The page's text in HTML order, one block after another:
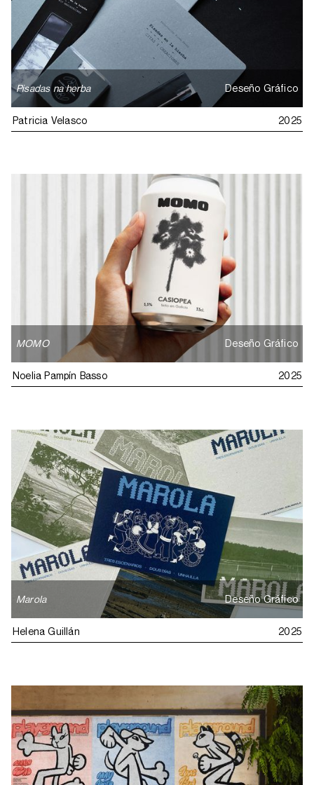
Pisadas na herba Deseño Gráfico
Patricia Velasco 2025
MOMO Deseño Gráfico
Noelia Pampín Basso 2025
Marola Deseño Gráfico
Helena Guillán 2025